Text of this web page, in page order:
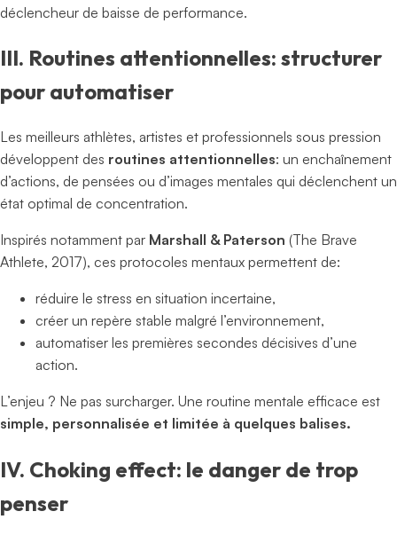
déclencheur de baisse de performance.
III. Routines attentionnelles: structurer
pour automatiser
Les meilleurs athlètes, artistes et professionnels sous pression
développent des routines attentionnelles: un enchaînement
d’actions, de pensées ou d’images mentales qui déclenchent un
état optimal de concentration.
Inspirés notamment par Marshall & Paterson (The Brave
Athlete, 2017), ces protocoles mentaux permettent de:
réduire le stress en situation incertaine,
créer un repère stable malgré l’environnement,
automatiser les premières secondes décisives d’une
action.
L’enjeu ? Ne pas surcharger. Une routine mentale efficace est
simple, personnalisée et limitée à quelques balises.
IV. Choking effect: le danger de trop
penser